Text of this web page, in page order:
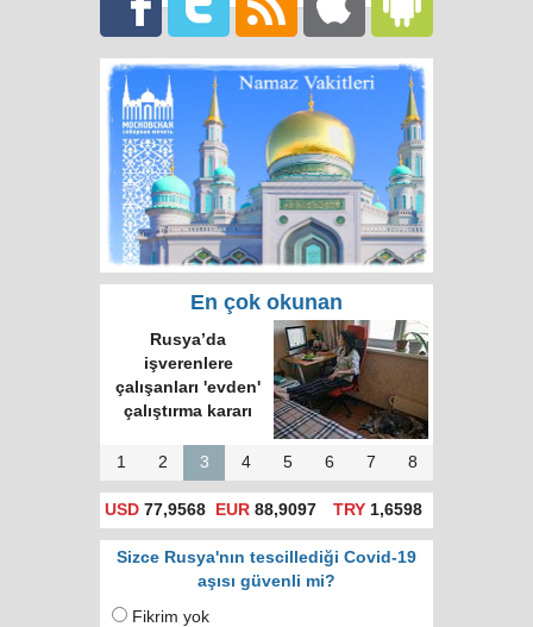
En çok okunan
Rusya’da
işverenlere
çalışanları 'evden'
çalıştırma kararı
1 2 3 4 5 6 7 8
USD 77,9568 EUR 88,9097 TRY1,6598
Sizce Rusya'nın tescillediği Covid-19
aşısı güvenli mi?
Fikrim yok